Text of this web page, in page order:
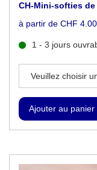
CH-Mini-softies
à partir de CHF
1 - 3 jours